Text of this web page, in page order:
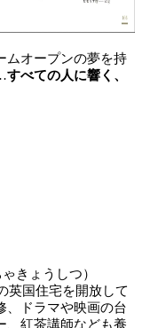
ムオープンの夢を持
すべての人に響く、
きょうしつ）
英国住宅を開放して
、ドラマや映画の台
、紅茶講師なども養